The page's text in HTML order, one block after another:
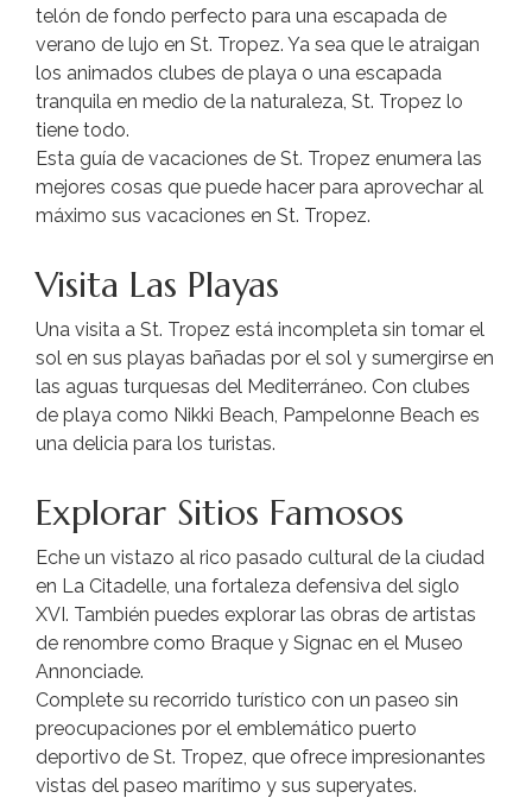
telón de fondo perfecto para una escapada de
verano de lujo en St. Tropez. Ya sea que le atraigan
los animados clubes de playa o una escapada
tranquila en medio de la naturaleza, St. Tropez lo
tiene todo.
Esta guía de vacaciones de St. Tropez enumera las
mejores cosas que puede hacer para aprovechar al
máximo sus vacaciones en St. Tropez.
Visita Las Playas
Una visita a St. Tropez está incompleta sin tomar el
sol en sus playas bañadas por el sol y sumergirse en
las aguas turquesas del Mediterráneo. Con clubes
de playa como Nikki Beach, Pampelonne Beach es
una delicia para los turistas.
Explorar Sitios Famosos
Eche un vistazo al rico pasado cultural de la ciudad
en La Citadelle, una fortaleza defensiva del siglo
XVI. También puedes explorar las obras de artistas
de renombre como Braque y Signac en el Museo
Annonciade.
Complete su recorrido turístico con un paseo sin
preocupaciones por el emblemático puerto
deportivo de St. Tropez, que ofrece impresionantes
vistas del paseo marítimo y sus superyates.